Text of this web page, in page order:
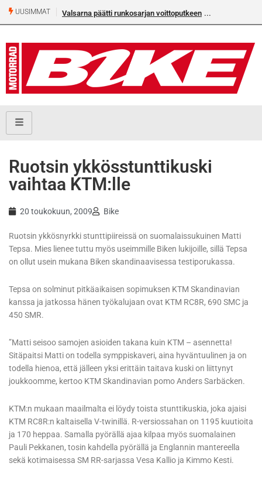
UUSIMMAT Valsarna päätti runkosarjan voittoputkeen
Ruotsin ykkösstunttikuski
vaihtaa KTM:lle
20 toukokuun, 2009 Bike
Ruotsin ykkösnyrkki stunttipiireissä on suomalaissukuinen Matti
Tepsa. Mies lienee tuttu myös useimmille Biken lukijoille, sillä Tepsa
on ollut usein mukana Biken skandinaavisessa testiporukassa.
Tepsa on solminut pitkäaikaisen sopimuksen KTM Skandinavian
kanssa ja jatkossa hänen työkalujaan ovat KTM RC8R, 690 SMC ja
450 SMR.
”Matti seisoo samojen asioiden takana kuin KTM – asennetta!
Sitäpaitsi Matti on todella symppiskaveri, aina hyväntuulinen ja on
todella hienoa, että jälleen yksi erittäin taitava kuski on liittynyt
joukkoomme, kertoo KTM Skandinavian pomo Anders Sarbäcken.
KTM:n mukaan maailmalta ei löydy toista stunttikuskia, joka ajaisi
KTM RC8R:n kaltaisella V-twinillä. R-versiossahan on 1195 kuutioita
ja 170 heppaa. Samalla pyörällä ajaa kilpaa myös suomalainen
Pauli Pekkanen, tosin kahdella pyörällä ja Englannin mantereella
sekä kotimaisessa SM RR-sarjassa Vesa Kallio ja Kimmo Kesti.